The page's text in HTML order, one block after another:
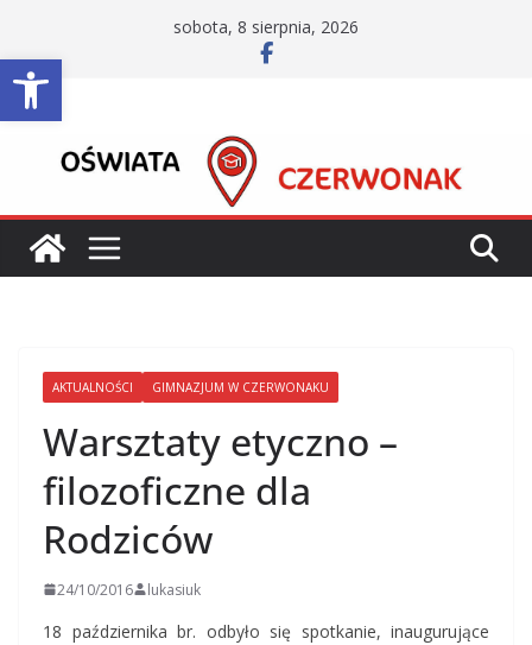
Otwórz pasek narzędzi
treści
sobota, 8 sierpnia, 2026
AKTUALNOŚCI GIMNAZJUM W CZERWONAKU
Warsztaty etyczno –
filozoficzne dla
Rodziców
24/10/2016 lukasiuk
18 października br. odbyło się spotkanie, inaugurujące